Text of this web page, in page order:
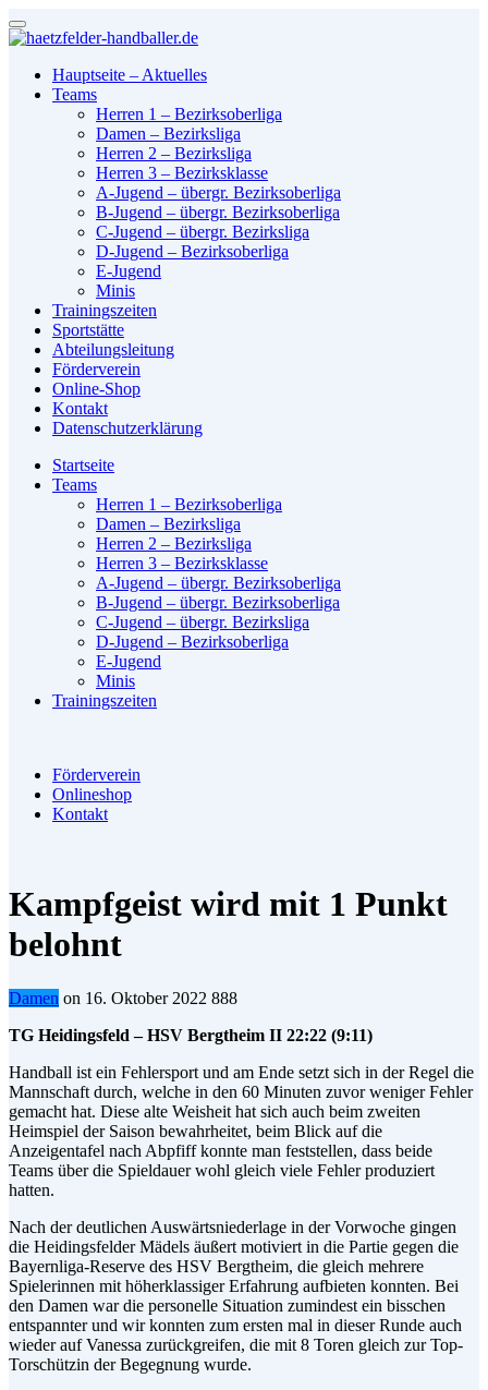
Hauptseite – Aktuelles
Teams
Herren 1 – Bezirksoberliga
Damen – Bezirksliga
Herren 2 – Bezirksliga
Herren 3 – Bezirksklasse
A-Jugend – übergr. Bezirksoberliga
B-Jugend – übergr. Bezirksoberliga
C-Jugend – übergr. Bezirksliga
D-Jugend – Bezirksoberliga
E-Jugend
Minis
Trainingszeiten
Sportstätte
Abteilungsleitung
Förderverein
Online-Shop
Kontakt
Datenschutzerklärung
Startseite
Teams
Herren 1 – Bezirksoberliga
Damen – Bezirksliga
Herren 2 – Bezirksliga
Herren 3 – Bezirksklasse
A-Jugend – übergr. Bezirksoberliga
B-Jugend – übergr. Bezirksoberliga
C-Jugend – übergr. Bezirksliga
D-Jugend – Bezirksoberliga
E-Jugend
Minis
Trainingszeiten
Förderverein
Onlineshop
Kontakt
Kampfgeist wird mit 1 Punkt
belohnt
Damen on 16. Oktober 2022 888
TG Heidingsfeld – HSV Bergtheim II 22:22 (9:11)
Handball ist ein Fehlersport und am Ende setzt sich in der Regel die
Mannschaft durch, welche in den 60 Minuten zuvor weniger Fehler
gemacht hat. Diese alte Weisheit hat sich auch beim zweiten
Heimspiel der Saison bewahrheitet, beim Blick auf die
Anzeigentafel nach Abpfiff konnte man feststellen, dass beide
Teams über die Spieldauer wohl gleich viele Fehler produziert
hatten.
Nach der deutlichen Auswärtsniederlage in der Vorwoche gingen
die Heidingsfelder Mädels äußert motiviert in die Partie gegen die
Bayernliga-Reserve des HSV Bergtheim, die gleich mehrere
Spielerinnen mit höherklassiger Erfahrung aufbieten konnten. Bei
den Damen war die personelle Situation zumindest ein bisschen
entspannter und wir konnten zum ersten mal in dieser Runde auch
wieder auf Vanessa zurückgreifen, die mit 8 Toren gleich zur Top-
Torschützin der Begegnung wurde.